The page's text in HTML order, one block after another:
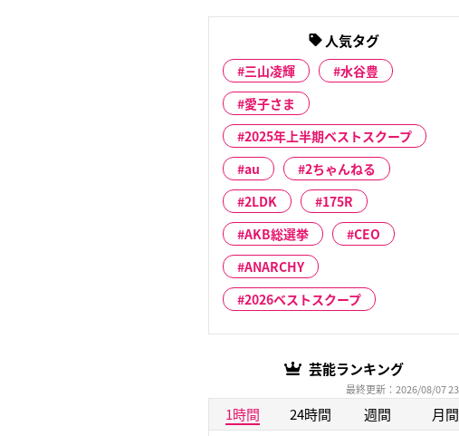
人気タグ
三山凌輝
水谷豊
愛子さま
2025年上半期ベストスクープ
au
2ちゃんねる
2LDK
175R
AKB総選挙
CEO
ANARCHY
2026ベストスクープ
芸能ランキング
最終更新：2026/08/07
1時間 24時間 週間 月間